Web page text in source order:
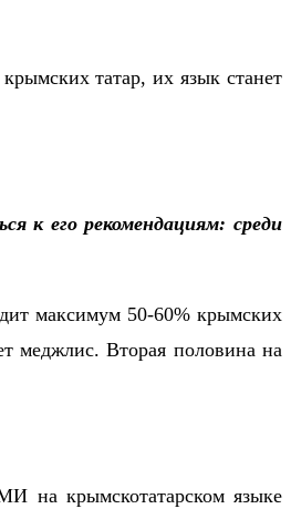
татар, их язык станет
к его рекомендациям: среди
максимум 50-60% крымских
меджлис. Вторая половина на
на крымскотатарском языке